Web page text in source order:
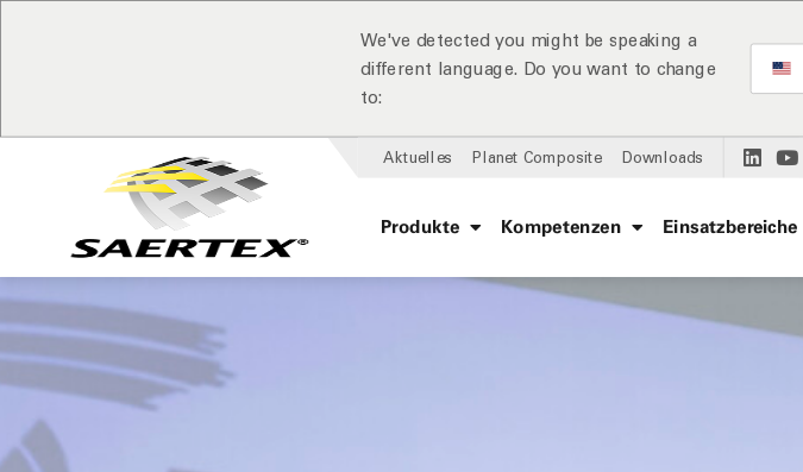
We've detected you might be speaking a
different language. Do you want to change
to:
Aktuelles Planet Composite Downloads
Produkte Kompetenzen Einsatzbereiche